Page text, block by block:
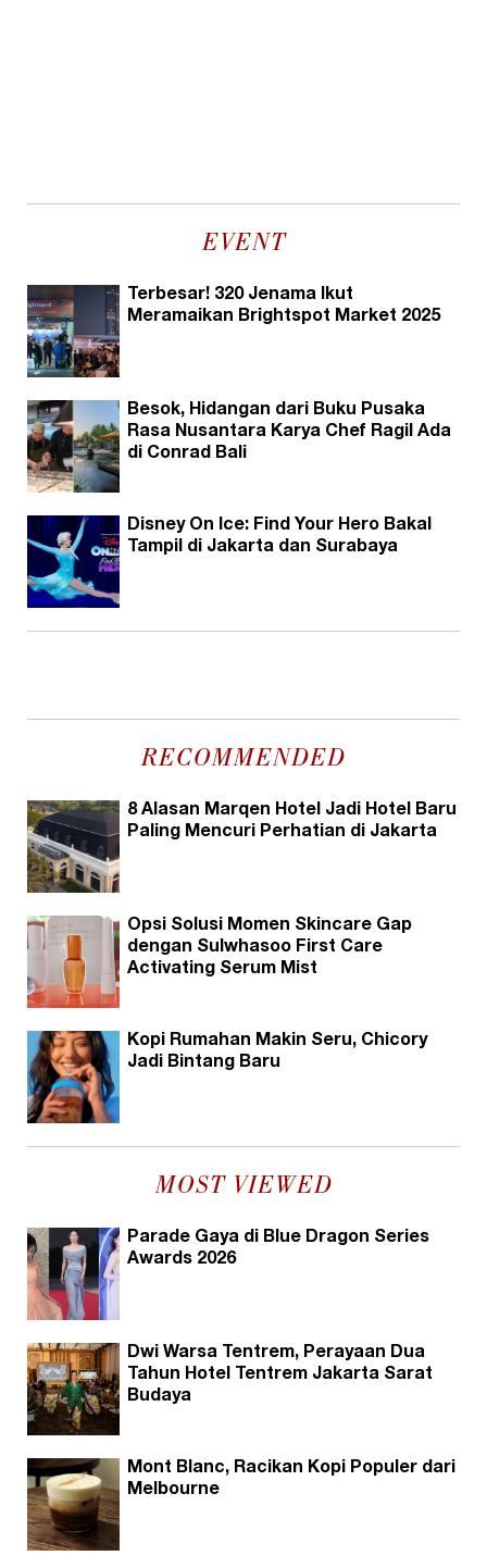
EVENT
Terbesar! 320 Jenama Ikut
Meramaikan Brightspot Market 2025
Besok, Hidangan dari Buku Pusaka
Rasa Nusantara Karya Chef Ragil Ada
di Conrad Bali
Disney On Ice: Find Your Hero Bakal
Tampil di Jakarta dan Surabaya
RECOMMENDED
8 Alasan Marqen Hotel Jadi Hotel Baru
Paling Mencuri Perhatian di Jakarta
Opsi Solusi Momen Skincare Gap
dengan Sulwhasoo First Care
Activating Serum Mist
Kopi Rumahan Makin Seru, Chicory
Jadi Bintang Baru
MOST VIEWED
Parade Gaya di Blue Dragon Series
Awards 2026
Dwi Warsa Tentrem, Perayaan Dua
Tahun Hotel Tentrem Jakarta Sarat
Budaya
Mont Blanc, Racikan Kopi Populer dari
Melbourne